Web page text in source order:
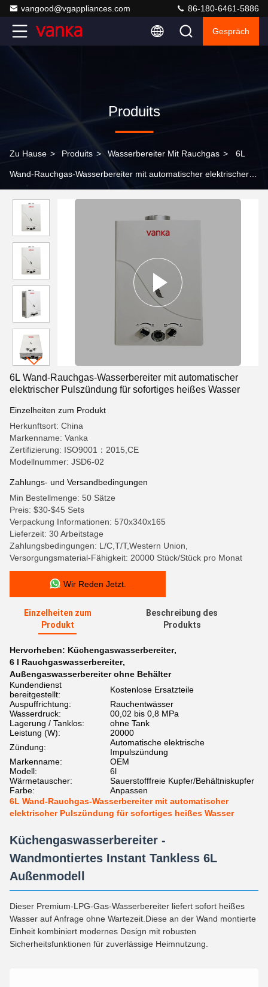
vangood@vgappliances.com 86-180-6461-5886
Gespräch
Produits
Zu Hause > Produits > Wasserbereiter Mit Rauchgas > 6L
Wand-Rauchgas-Wasserbereiter mit automatischer elektrischer
6L Wand-Rauchgas-Wasserbereiter mit automatischer
elektrischer Pulszündung für sofortiges heißes Wasser
Einzelheiten zum Produkt
Herkunftsort: China
Markenname: Vanka
Zertifizierung: ISO9001：2015,CE
Modellnummer: JSD6-02
Zahlungs- und Versandbedingungen
Min Bestellmenge: 50 Sätze
Preis: $30-$45 Sets
Verpackung Informationen: 570x340x165
Lieferzeit: 30 Arbeitstage
Zahlungsbedingungen: L/C,T/T,Western Union,
Versorgungsmaterial-Fähigkeit: 20000 Stück/Stück pro Monat
Wir Reden Jetzt.
Einzelheiten zum
Produkt
Beschreibung des
Produkts
Hervorheben: Küchengaswasserbereiter,
6 l Rauchgaswasserbereiter,
Außengaswasserbereiter ohne Behälter
Kundendienst
bereitgestellt:
Kostenlose Ersatzteile
Auspuffrichtung:
Rauchentwässer
Wasserdruck:
00,02 bis 0,8 MPa
Lagerung / Tanklos:
ohne Tank
Leistung (W):
20000
Zündung:
Automatische elektrische
Impulszündung
Markenname:
OEM
Modell:
6l
Wärmetauscher:
Sauerstofffreie Kupfer/Behältniskupfer
Farbe:
Anpassen
6L Wand-Rauchgas-Wasserbereiter mit automatischer
elektrischer Pulszündung für sofortiges heißes Wasser
Küchengaswasserbereiter -
Wandmontiertes Instant Tankless 6L
Außenmodell
Dieser Premium-LPG-Gas-Wasserbereiter liefert sofort heißes
Wasser auf Anfrage ohne Wartezeit.Diese an der Wand montierte
Einheit kombiniert modernes Design mit robusten
Sicherheitsfunktionen für zuverlässige Heimnutzung.